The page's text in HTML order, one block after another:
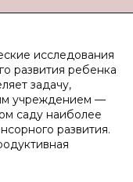
исследования
развития ребенка
задачу,
учреждением —
саду наиболее
развития.